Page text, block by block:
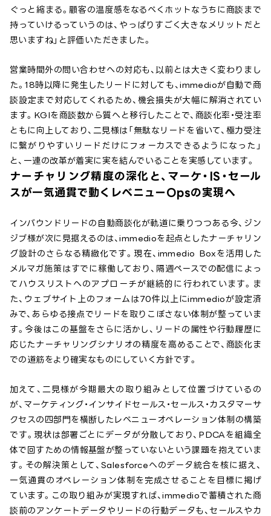
ぐっと縮まる。顧客の温度感をなるべくホットなうちに商談まで
持っていけるっていうのは、やっぱりすごく大きなメリットだと
思いますね」と評価いただきました。
営業時間外の問い合わせへの対応も、以前とは大きく変わりまし
た。18時以降に発生したリードに対しても、immedioが自動で商
談設定まで対応してくれるため、機会損失が大幅に解消されてい
ます。KGIを商談数から質へと移行したことで、商談化率・受注率
ともに向上しており、二見様は「無駄なリードを省いて、極力受注
に繋がりやすいリードだけにフォーカスできるようになった」
と、一連の改革が着実に実を結んでいることを実感しています。
ナーチャリング精度の深化と、マーケ・IS・セール
スが一気通貫で動くレベニューOpsの実現へ
インバウンドリードの自動商談化が軌道に乗りつつある今、ジン
ジブ様が次に見据えるのは、immedioを起点としたナーチャリン
グ設計のさらなる精緻化です。現在、immedio Boxを活用した
メルマガ施策はすでに稼働しており、隔週ペースでの配信によっ
てハウスリストへのアプローチが継続的に行われています。ま
た、ウェブサイト上のフォームは70件以上にimmedioが設定済
みで、あらゆる接点でリードを取りこぼさない体制が整っていま
す。今後はこの基盤をさらに活かし、リードの属性や行動履歴に
応じたナーチャリングシナリオの精度を高めることで、商談化ま
での道筋をより確実なものにしていく方針です。
加えて、二見様が今期最大の取り組みとして位置づけているの
が、マーケティング・インサイドセールス・セールス・カスタマーサ
クセスの四部門を横断したレベニューオペレーション体制の構築
です。現状は部署ごとにデータが分散しており、PDCAを組織全
体で回すための情報基盤が整っていないという課題を抱えていま
す。その解決策として、Salesforceへのデータ統合を核に据え、
一気通貫のオペレーション体制を完成させることを目標に掲げ
ています。この取り組みが実現すれば、immedioで蓄積された商
談前のアンケートデータやリードの行動データも、セールスやカ